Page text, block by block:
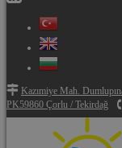
Kazımiye Mah.
PK59860 Çorlu / Tekirdağ